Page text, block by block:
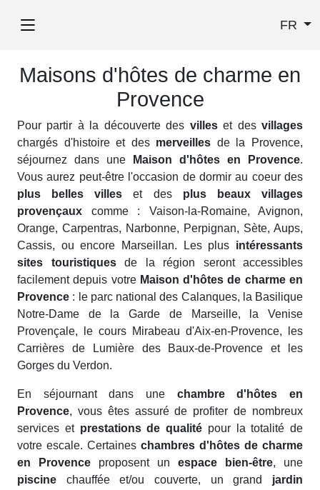
FR
Maisons d'hôtes de charme en
Provence
Pour partir à la découverte des villeset desvillages
chargés d'histoire et des merveilles de la Provence,
séjournez dans une
Maison d'hôtes en Provence.
Vous aurez peut-être l'occasion de dormir au coeur des
plus belles villeset des plus beaux villages
provençaux comme : Vaison-la-Romaine, Avignon,
Orange, Carpentras, Narbonne, Perpignan, Sète, Aups,
Cassis, ou encore Marseillan. Les plus intéressants
sites touristiquesde la région seront accessibles
facilement depuis votre Maison d'hôtes de charme en
Provence : le parc national des Calanques, la Basilique
Notre-Dame de la Garde de Marseille, la Venise
Provençale, le cours Mirabeau d'Aix-en-Provence, les
Carrières de Lumière des Baux-de-Provence et les
Gorges du Verdon.
En séjournant dans une chambre d'hôtes en
Provence, vous êtes assuré de profiter de nombreux
services et prestations de qualité pour la totalité de
votre escale. Certaines chambres d'hôtes de charme
en Provence proposent un espace bien-être, une
piscine chauffée et/ou couverte, un grand jardin